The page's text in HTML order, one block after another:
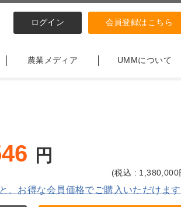
ログイン 会員登録はこちら
農業メディア UMMについて
円
(税込 : 1,380,000
、お得な会員価格でご購入いただけます